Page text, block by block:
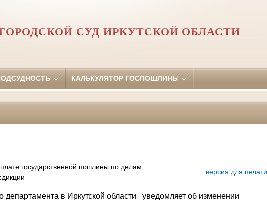
СУД ИРКУТСКОЙ ОБЛАСТИ
КАЛЬКУЛЯТОР ГОСПОШЛИНЫ
государственной пошлины по делам,
версия для печати
департамента в Иркутской области
уведомляет об изменении